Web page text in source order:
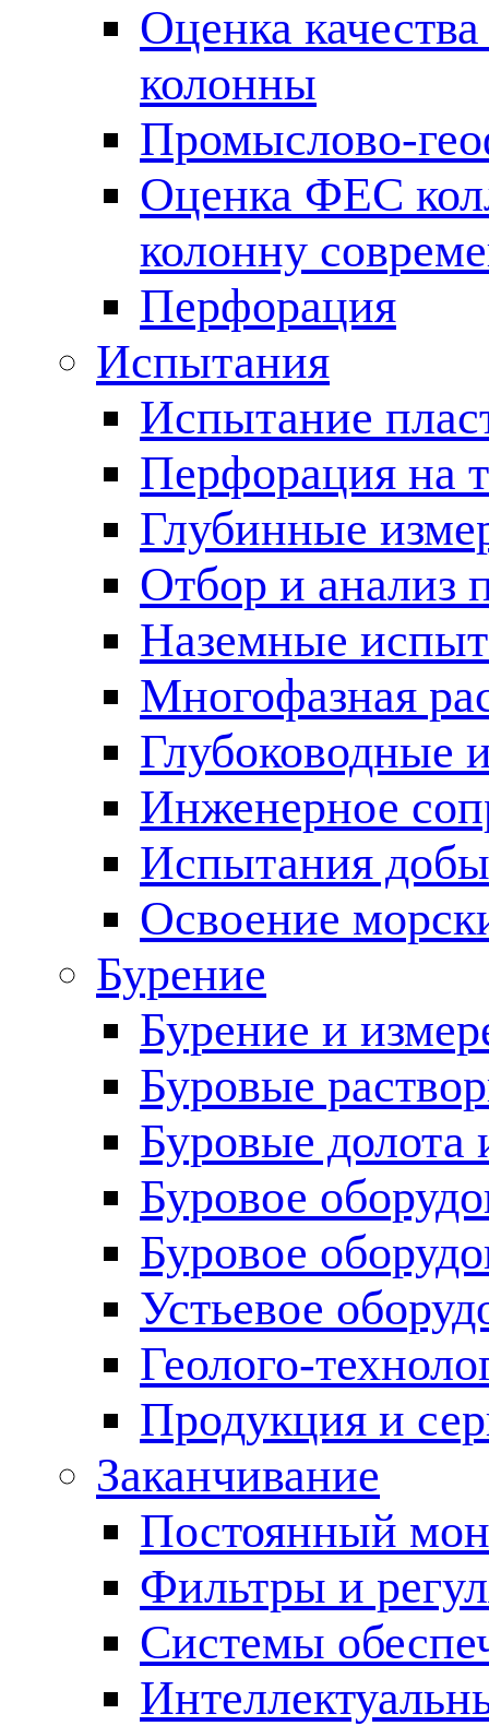
Оценка
колонны
Промыслово-
Оценка ФЕС
колонну
Перфорация
Испытания
Испытание
Перфорация на
Глубинные
Отбор и анализ
Наземные
Многофазная
Глубоководные
Инженерное
Испытания
Освоение
Бурение
Бурение и
Буровые
Буровые долота
Буровое
Буровое
Устьевое
Геолого-
Продукция и
Заканчивание
Постоянный
Фильтры и
Cистемы